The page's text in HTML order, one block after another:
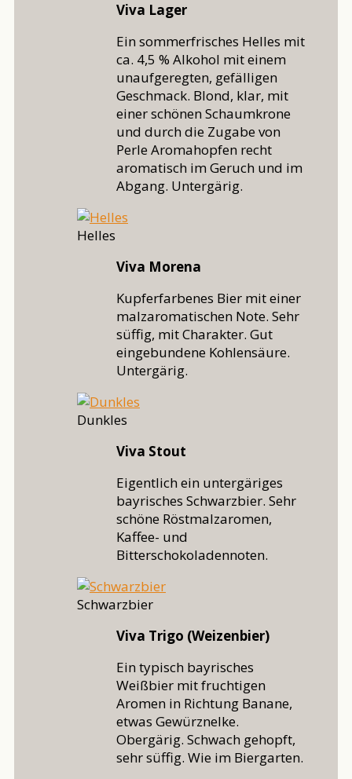
Viva Lager
Ein sommerfrisches Helles mit
ca. 4,5 % Alkohol mit einem
unaufgeregten, gefälligen
Geschmack. Blond, klar, mit
einer schönen Schaumkrone
und durch die Zugabe von
Perle Aromahopfen recht
aromatisch im Geruch und im
Abgang. Untergärig.
Helles
Viva Morena
Kupferfarbenes Bier mit einer
malzaromatischen Note. Sehr
süffig, mit Charakter. Gut
eingebundene Kohlensäure.
Untergärig.
Dunkles
Viva Stout
Eigentlich ein untergäriges
bayrisches Schwarzbier. Sehr
schöne Röstmalzaromen,
Kaffee- und
Bitterschokoladennoten.
Schwarzbier
Viva Trigo (Weizenbier)
Ein typisch bayrisches
Weißbier mit fruchtigen
Aromen in Richtung Banane,
etwas Gewürznelke.
Obergärig. Schwach gehopft,
sehr süffig. Wie im Biergarten.